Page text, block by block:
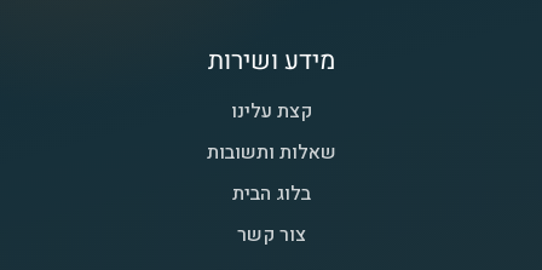
מידע ושירות
קצת עלינו
שאלות ותשובות
בלוג הבית
צור קשר